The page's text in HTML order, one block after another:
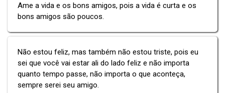
Ame a vida e os bons amigos, pois a vida é curta e os
bons amigos são poucos.
Não estou feliz, mas também não estou triste, pois eu
sei que você vai estar ali do lado feliz e não importa
quanto tempo passe, não importa o que aconteça,
sempre serei seu amigo.